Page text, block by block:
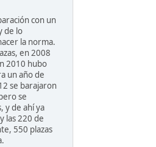
con un
de lo
la norma.
en 2008
2010 hubo
un año de
se barajaron
se
y de ahí ya
las 220 de
550 plazas